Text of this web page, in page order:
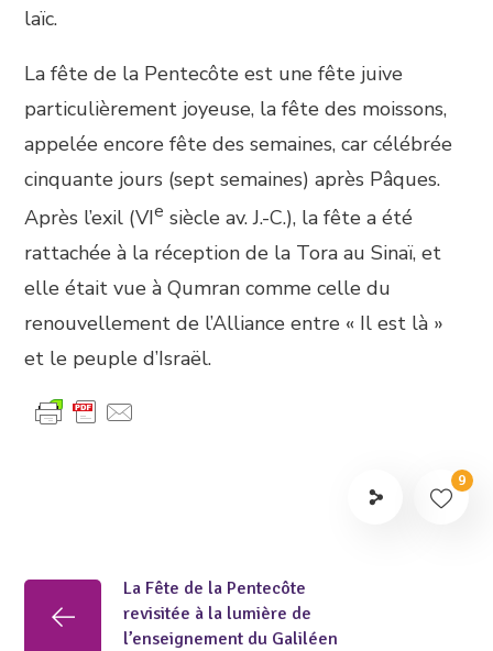
laïc.
La fête de la Pentecôte est une fête juive
particulièrement joyeuse, la fête des moissons,
appelée encore fête des semaines, car célébrée
cinquante jours (sept semaines) après Pâques.
Après l’exil (VIe siècle av. J.-C.), la fête a été
rattachée à la réception de la Tora au Sinaï, et
elle était vue à Qumran comme celle du
renouvellement de l’Alliance entre « Il est là »
et le peuple d’Israël.
9
La Fête de la Pentecôte
revisitée à la lumière de
l’enseignement du Galiléen